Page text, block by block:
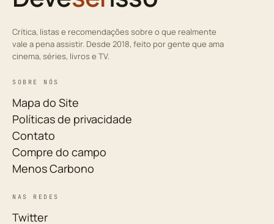
Crítica, listas e recomendações sobre o que realmente
vale a pena assistir. Desde 2018, feito por gente que ama
cinema, séries, livros e TV.
SOBRE NÓS
Mapa do Site
Políticas de privacidade
Contato
Compre do campo
Menos Carbono
NAS REDES
Twitter